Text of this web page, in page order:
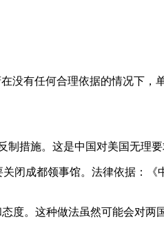
没有任何合理依据的情况下，
措施。这是中国对美国无理要
闭成都领事馆。法律依据：
度。这种做法虽然可能会对两